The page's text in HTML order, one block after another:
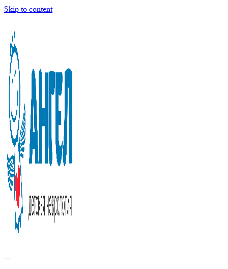
Skip to content